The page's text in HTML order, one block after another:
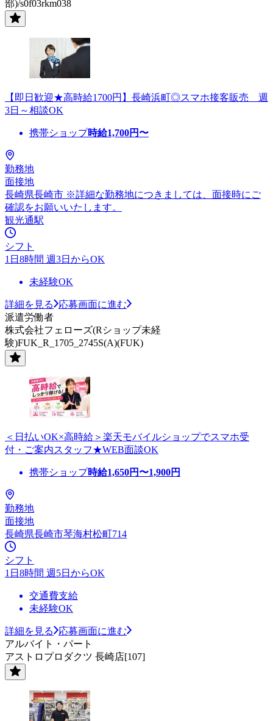
部)/s0f03rkm038
【即日歓迎★高時給1700円】長崎浜町◎スマホ接客販売 週
3日～相談OK
携帯ショップ時給1,700円〜
勤務地
面接地
長崎県長崎市 ※詳細な勤務地につきましては、面接時にご
確認をお願いいたします。
観光通駅
シフト
1日8時間 週3日からOK
未経験OK
詳細を見る
応募画面に進む
派遣労働者
株式会社フェローズ(Rショップ未経
験)FUK_R_1705_2745S(A)(FUK)
＜日払いOK×高時給＞楽天モバイルショップでスマホ受
付・ご案内スタッフ★WEB面談OK
携帯ショップ時給1,650円〜1,900円
勤務地
面接地
長崎県長崎市琴海村松町714
シフト
1日8時間 週5日からOK
交通費支給
未経験OK
詳細を見る
応募画面に進む
アルバイト・パート
アストロプロダクツ 長崎店[107]